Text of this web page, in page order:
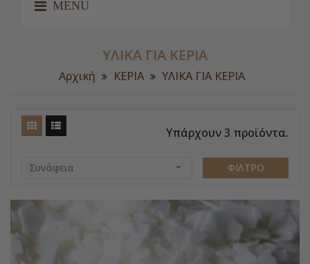
MENU
ΥΛΙΚΑ ΓΙΑ ΚΕΡΙΑ
Αρχική ΚΕΡΙΑ ΥΛΙΚΑ ΓΙΑ ΚΕΡΙΑ
Υπάρχουν 3 προϊόντα.
Συνάφεια  ΦΊΛΤΡΟ